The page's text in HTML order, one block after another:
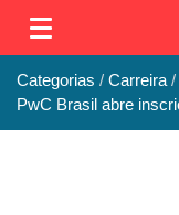
Categorias
Carreira
PwC Brasil abre